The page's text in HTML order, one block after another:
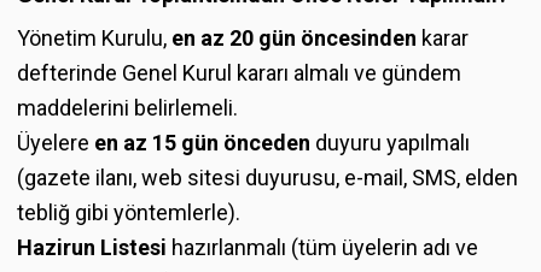
Yönetim Kurulu, en az 20 gün öncesinden karar
defterinde Genel Kurul kararı almalı ve gündem
maddelerini belirlemeli.
Üyelere en az 15 gün önceden duyuru yapılmalı
(gazete ilanı, web sitesi duyurusu, e-mail, SMS, elden
tebliğ gibi yöntemlerle).
Hazirun Listesi hazırlanmalı (tüm üyelerin adı ve